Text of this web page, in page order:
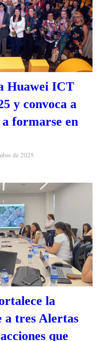
Huawei ICT
y convoca a
formarse en
de 2025
la
a tres Alertas
que